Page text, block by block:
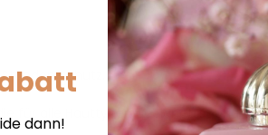
Schutz.
für alle Hauttypen geeignet ist und
dann!